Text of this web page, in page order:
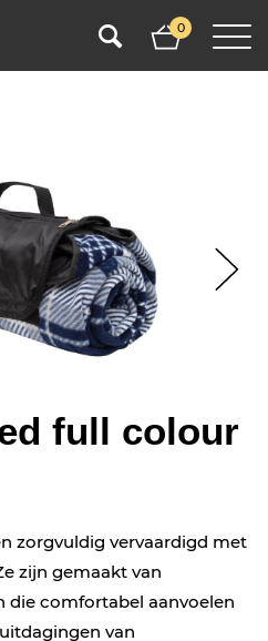
0
full colour
zorgvuldig vervaardigd met
zijn gemaakt van
die comfortabel aanvoelen
van